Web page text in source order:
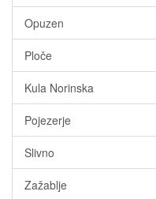
Opuzen
Ploče
Kula Norinska
Pojezerje
Slivno
Zažablje